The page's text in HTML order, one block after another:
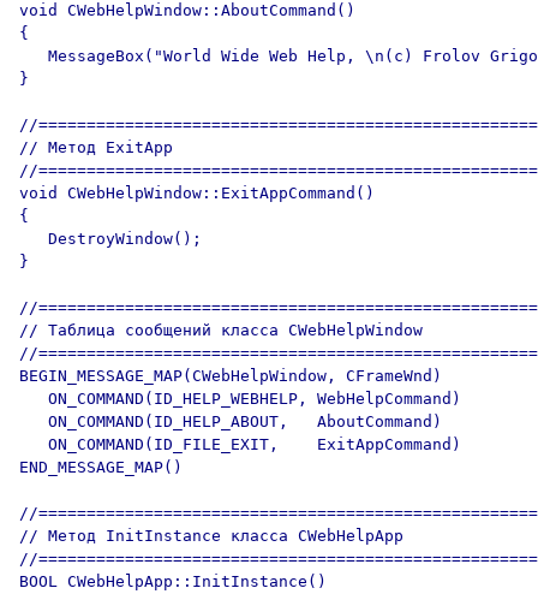
void CWebHelpWindow::AboutCommand()
{
MessageBox("World Wide Web Help, \n(c) Frolov
}
//
// Метод ExitApp
//
void CWebHelpWindow::ExitAppCommand()
{
   DestroyWindow();
}
//
// Таблица сообщений класса CWebHelpWindow
//
BEGIN_MESSAGE_MAP(CWebHelpWindow, CFrameWnd)
   ON_COMMAND(ID_HELP_WEBHELP, WebHelpCommand)
   ON_COMMAND(ID_HELP_ABOUT,   AboutCommand)
   ON_COMMAND(ID_FILE_EXIT,    ExitAppCommand)
END_MESSAGE_MAP()
//
// Метод InitInstance класса CWebHelpApp
//
BOOL CWebHelpApp::InitInstance()